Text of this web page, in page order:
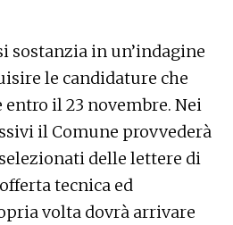
sostanzia in un’indagine
le candidature che
il 23 novembre. Nei
il Comune provvederà
delle lettere di
tecnica ed
volta dovrà arrivare